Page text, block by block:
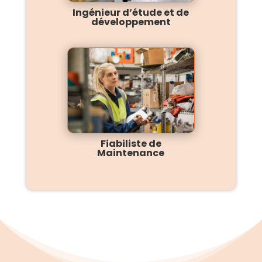
Ingénieur d’étude et de
développement
Fiabiliste de
Maintenance